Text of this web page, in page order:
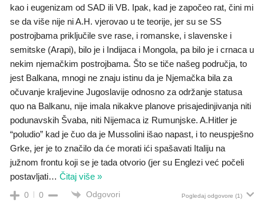
kao i eugenizam od SAD ili VB. Ipak, kad je započeo rat, čini mi
se da više nije ni A.H. vjerovao u te teorije, jer su se SS
postrojbama priključile sve rase, i romanske, i slavenske i
semitske (Arapi), bilo je i Indijaca i Mongola, pa bilo je i crnaca u
nekim njemačkim postrojbama. Što se tiče našeg područja, to
jest Balkana, mnogi ne znaju istinu da je Njemačka bila za
očuvanje kraljevine Jugoslavije odnosno za održanje statusa
quo na Balkanu, nije imala nikakve planove prisajedinjivanja niti
podunavskih Švaba, niti Nijemaca iz Rumunjske. A.Hitler je
“poludio” kad je čuo da je Mussolini išao napast, i to neuspješno
Grke, jer je to značilo da će morati ići spašavati Italiju na
južnom frontu koji se je tada otvorio (jer su Englezi već počeli
postavljati… Čitaj više »
0 0 Odgovori Pogledaj odgovore (1)